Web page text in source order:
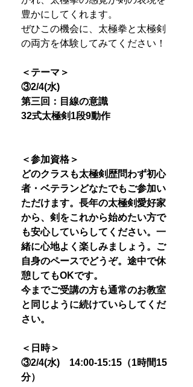
豊かにしてくれます。
ぜひこの機会に、太極拳と太極剣
の両方を体験してみてください！
＜テーマ＞
③2/4(水)
第三回：目線の意識
32式太極剣1段9動作
＜参加資格＞
どのクラスも太極剣歴問わず初心
者・ベテランどなたでもご参加い
ただけます。長年の太極剣愛好家
から、剣をこれから始めたい方で
も安心していらしてください。一
緒に心地よく楽しみましょう。ご
自身のペースでどうぞ。途中で休
憩してもOKです。
今までご受講の方も通常のお教室
と同じように続けていらしてくだ
さい。
＜日時＞
③2/4(水) 14:00-15:15（1時間15
分）